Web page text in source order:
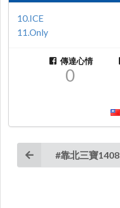
10.ICE
11.Only
傳達心情
0
#靠北三寶1408